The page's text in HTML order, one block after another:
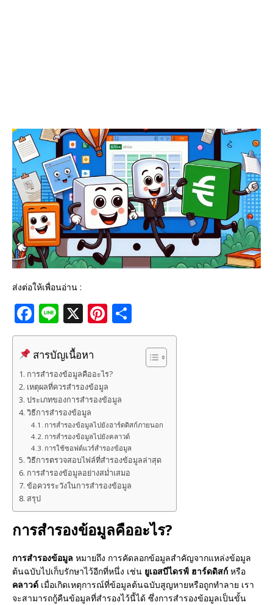
ส่งต่อให้เพื่อนอ่าน :
F
a
c
e
b
o
o
k
Li
n
e
X Pi
n
r
e
st
h
ar
สารบัญเนื้อหา
การสำรองข้อมูลคืออะไร?
เหตุผลที่ควรสำรองข้อมูล
ประเภทของการสำรองข้อมูล
วิธีการสำรองข้อมูล
การสำรองข้อมูลไปยังฮาร์ดดิสก์ภายนอก
การสำรองข้อมูลไปยังคลาวด์
การใช้ซอฟต์แวร์สำรองข้อมูล
วิธีการตรวจสอบไฟล์ที่สำรองข้อมูลล่าสุด
การสำรองข้อมูลอย่างสม่ำเสมอ
ข้อควรระวังในการสำรองข้อมูล
สรุป
การสำรองข้อมูลคืออะไร?
การสำรองข้อมูล หมายถึง การคัดลอกข้อมูลสำคัญจากแหล่งข้อมูล
ต้นฉบับไปเก็บรักษาไว้อีกที่หนึ่ง เช่น ยูเอสบีไดรฟ์ ฮาร์ดดิสก์ หรือ
คลาวด์ เมื่อเกิดเหตุการณ์ที่ข้อมูลต้นฉบับสูญหายหรือถูกทำลาย เรา
จะสามารถกู้คืนข้อมูลที่สำรองไว้นี้ได้ ซึ่งการสำรองข้อมูลเป็นขั้น